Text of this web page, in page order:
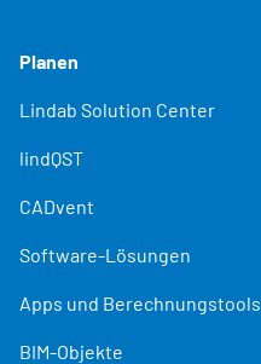
Planen
Lindab Solution Center
lindQST
CADvent
Software-Lösungen
Apps und Berechnungstools
BIM-Objekte